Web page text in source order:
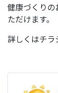
健康づくりの
ただけます。
詳しくはチラ